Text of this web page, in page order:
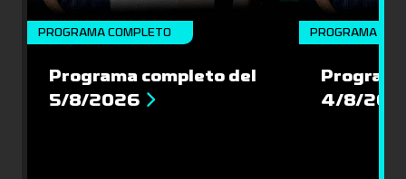
PROGRAMA COMPLETO
Programa completo del
5/8/2026
PROGRAMA
4/8/